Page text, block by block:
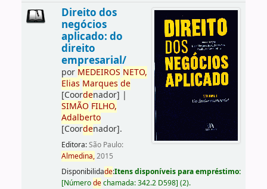
Direito dos
negócios
aplicado: do
direito
empresarial/
por MEDEIROS NETO,
Elias Marques de
[Coordenador] |
SIMÃO FILHO,
Adalberto
[Coordenador].
Editora:São Paulo:
Almedina,2015
Disponibilidade:Itens disponíveis para empréstimo:
[Númerodechamada:342.2 D598] (2).